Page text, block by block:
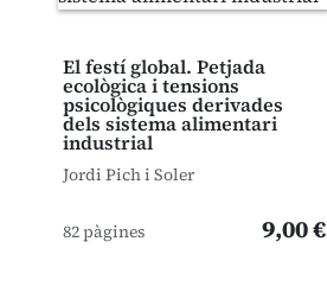
El festí global. Petjada
ecològica i tensions
psicològiques derivades
dels sistema alimentari
industrial
Jordi Pich i Soler
82 pàgines 9,00 €